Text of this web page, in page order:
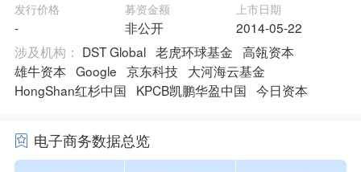
发行价格
-
募资金额
非公开
上市日期
2014-05-22
涉及机构： DST Global 老虎环球基金 高瓴资本
雄牛资本 Google 京东科技
大河海云基金
HongShan红杉中国
KPCB凯鹏华盈中国 今日资本
电子商务数据总览